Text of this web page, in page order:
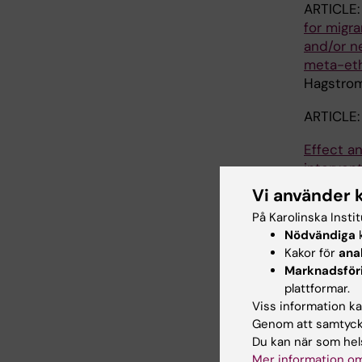
for
and/or
meta-
Effect
health
V; Assel
A-C
What
Vi använder
På Karolinska
Nödvändiga
Kakor för
plattformar.
Viss information
Genom att
Du kan när som